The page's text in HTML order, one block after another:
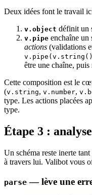
Deux idées font le travail
v.object définit un
v.pipe enchaîne un
actions (validations
être une chaîne,
Cette composition est le
(v.string, v.number,
type. Les actions placées
type.
Étape 3 :
Un schéma reste inerte
à travers lui. Valibot vous
parse — lève une